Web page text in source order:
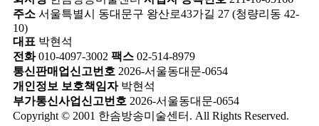
주소 서울특별시 동대문구 왕산로43가길 27 (청량리동 42-
10)
대표 박현석
전화010-4097-3002 팩스 02-514-8979
통신판매업신고번호 2026-서울동대문-0654
개인정보 보호책임자박현석
부가통신사업신고번호 2026-서울동대문-0654
Copyright © 2001 한솜방송미술센터. All Rights Reserved.